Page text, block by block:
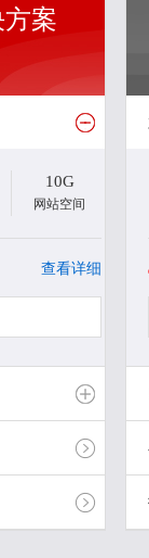
案
10G
网站空间
查看详细
网站空间